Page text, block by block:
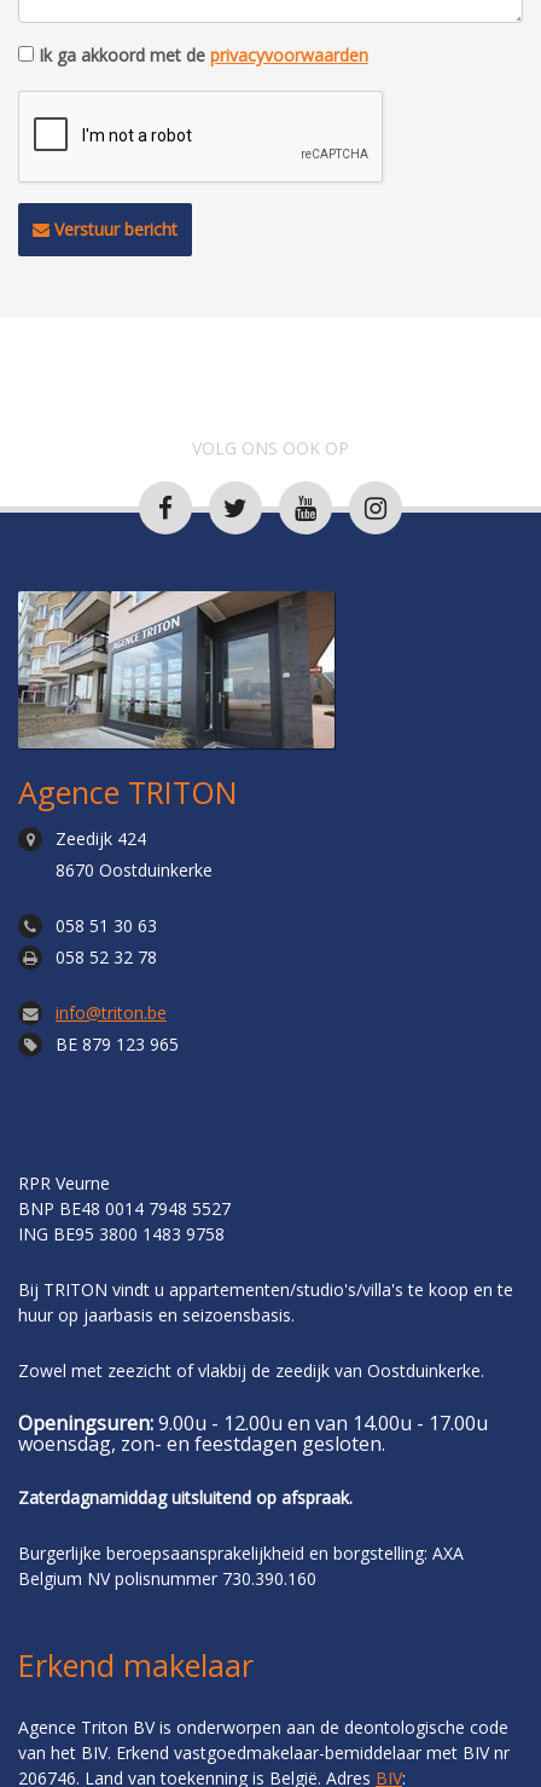
Ik ga akkoord met de privacyvoorwaarden
Verstuur bericht
VOLG ONS OOK OP
Agence TRITON
Zeedijk 424
8670 Oostduinkerke
058 51 30 63
058 52 32 78
info@triton.be
BE 879 123 965
RPR Veurne
BNP BE48 0014 7948 5527
ING BE95 3800 1483 9758
Bij TRITON vindt u appartementen/studio's/villa's te koop en te
huur op jaarbasis en seizoensbasis.
Zowel met zeezicht of vlakbij de zeedijk van Oostduinkerke.
Openingsuren:9.00u - 12.00u en van 14.00u - 17.00u
woensdag, zon- en feestdagen gesloten.
Zaterdagnamiddag uitsluitend op afspraak.
Burgerlijke beroepsaansprakelijkheid en borgstelling: AXA
Belgium NV polisnummer 730.390.160
Erkend makelaar
Agence Triton BV is onderworpen aan de deontologische code
van het BIV. Erkend vastgoedmakelaar-bemiddelaar met BIV nr
206746. Land van toekenning is België. Adres BIV: